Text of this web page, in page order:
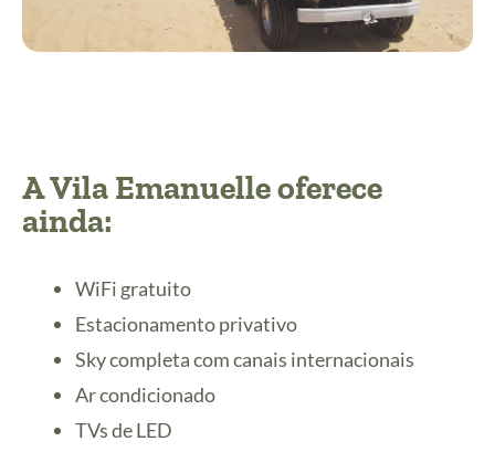
A Vila Emanuelle oferece
ainda:
WiFi gratuito
Estacionamento privativo
Sky completa com canais internacionais
Ar condicionado
TVs de LED